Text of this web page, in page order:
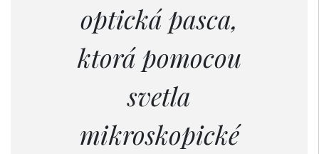
optická pasca,
ktorá pomocou
svetla
mikroskopické